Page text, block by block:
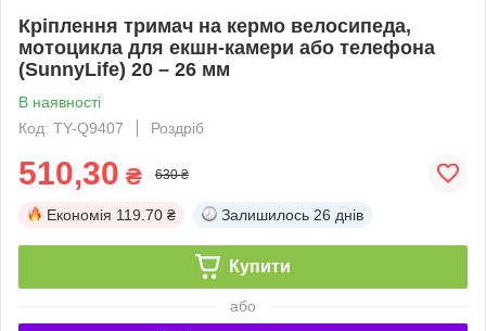
Кріплення тримач на кермо велосипеда,
мотоцикла для екшн-камери або телефона
(SunnyLife) 20 – 26 мм
В наявності
Код: TY-Q9407
Роздріб
510,30 ₴ 630 ₴
Економія 119.70 ₴ Залишилось 26 днів
Купити
або